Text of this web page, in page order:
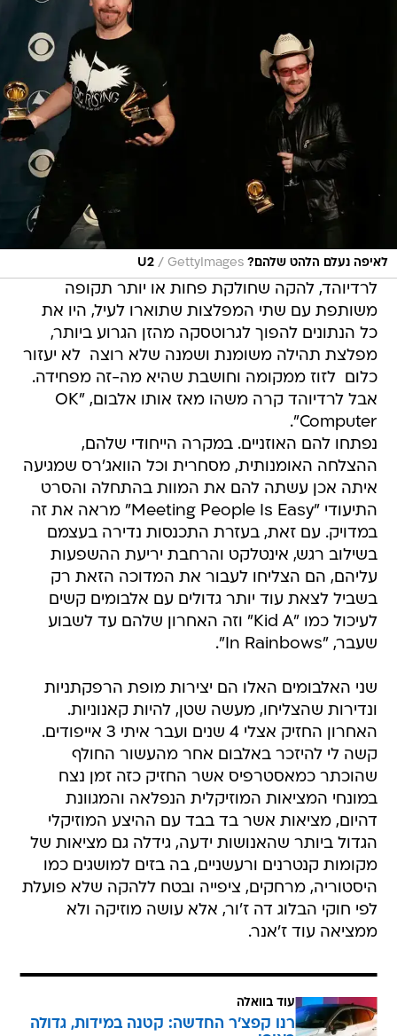
לאיפה נעלם הלהט שלהם? U2 / GettyImages
לרדיוהד, להקה שחולקת פחות או יותר תקופה
משותפת עם שתי המפלצות שתוארו לעיל, היו את
כל הנתונים להפוך לגרוטסקה מהזן הגרוע ביותר,
מפלצת תהילה משומנת ושמנה שלא רוצה  לא יעזור
כלום  לזוז ממקומה וחושבת שהיא מה-זה מפחידה.
אבל לרדיוהד קרה משהו מאז אותו אלבום, "OK
Computer".
נפתחו להם האוזניים. במקרה הייחודי שלהם,
ההצלחה האומנותית, מסחרית וכל הוואג'רס שמגיעה
איתה אכן עשתה להם את המוות בהתחלה והסרט
התיעודי "Meeting People Is Easy" מראה את זה
במדויק. עם זאת, בעזרת התכנסות נדירה בעצמם
בשילוב רגש, אינטלקט והרחבת יריעת ההשפעות
עליהם, הם הצליחו לעבור את המדוכה הזאת רק
בשביל לצאת עוד יותר גדולים עם אלבומים קשים
לעיכול כמו "Kid A" וזה האחרון שלהם עד לשבוע
שעבר, "In Rainbows".
שני האלבומים האלו הם יצירות מופת הרפקתניות
ונדירות שהצליחו, מעשה שטן, להיות קאנוניות.
האחרון החזיק אצלי 4 שנים ועבר איתי 3 אייפודים.
קשה לי להיזכר באלבום אחר מהעשור החולף
שהוכתר כמאסטרפיס אשר החזיק כזה זמן נצח
במונחי המציאות המוזיקלית הנפלאה והמגוונת
דהיום, מציאות אשר בד בבד עם ההיצע המוזיקלי
הגדול ביותר שהאנושות ידעה, גידלה גם מציאות של
מקומות קנטרנים ורעשניים, בה בזים למושגים כמו
היסטוריה, מרחקים, ציפייה ובטח ללהקה שלא פועלת
לפי חוקי הבלוג דה ז'ור, אלא עושה מוזיקה ולא
ממציאה עוד ז'אנר.
עוד בוואלה
רנו קפצ'ר החדשה: קטנה במידות, גדולה